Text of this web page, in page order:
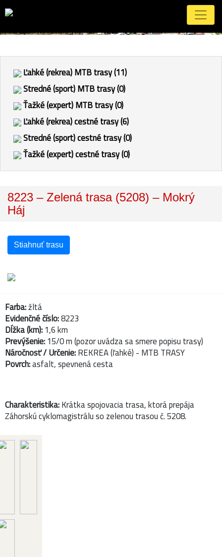
Ľahké (rekrea) MTB trasy (11)
Stredné (sport) MTB trasy (0)
Ťažké (expert) MTB trasy (0)
Ľahké (rekrea) cestné trasy (6)
Stredné (sport) cestné trasy (0)
Ťažké (expert) cestné trasy (0)
8223 – Zelená trasa (5208) – Mokrý
Háj
Stiahnuť trasu
Farba:žltá
Evidenčné číslo:8223
Dĺžka (km):1,6 km
Prevýšenie:15/0 m (pozor uvádza sa smere popisu trasy)
Náročnosť / Určenie:REKREA (ľahké) - MTB TRASY
Povrch:asfalt, spevnená cesta
Charakteristika:Krátka spojovacia trasa, ktorá prepája
Záhorskú cyklomagistrálu so zelenou trasou č. 5208.